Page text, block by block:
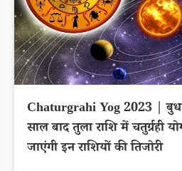
Chaturgrahi Yog 2023 |
साल बाद तुला राशि में चतुर्ग्रही
जाएंगी इन राशियों की तिजोरी